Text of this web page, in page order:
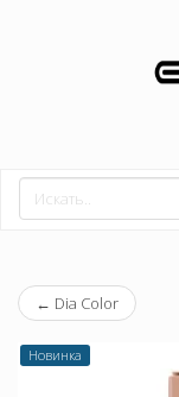
← Dia Color
Новинка